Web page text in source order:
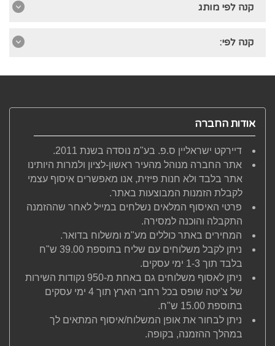
קנה לפי מותג
קנה לפי:
אודות החברה
דיירקט ישראליין ס.פ. בע"מ נוסדה בשנת 2011.
אתר החברה מנוהל מהעיר ראשון-לציון ולמרות היותינו
אתר בלבד ולא חנות פיזית, אנו מאפשרים איסוף עצמי
לקבלת הזמנות המבוצעות באתר.
פרטי האיסוף המלאים נשלחים במייל לאחר שההזמנה
התקבלה והוכנה למסירה.
המחירים באתר כוללים מע"מ ומשלוח בדואר.
ניתן לקבל משלוחים עם שליח בתוספת 39.00 ש"ח
בלבד תוך 1-3 ימי עסקים.
ניתן לאסוף משלוחים גם באחת מ-950 נקודות השירות
של צ'יטה שופס בכל רחבי הארץ תוך 4 ימי עסקים
בתוספת 15.00 ש"ח.
ניתן לבחור את אופן המשלוח/איסוף המתאים לך
במהלך ההזמנה, בקופה.